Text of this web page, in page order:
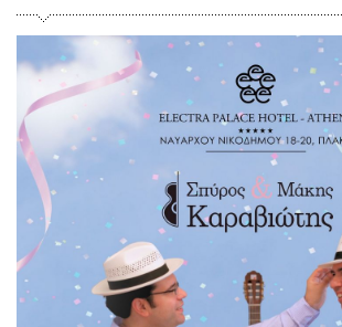
Προσωπικά Δεδομένα
Πληροφορίες